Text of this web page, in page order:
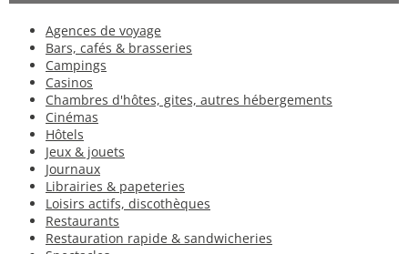
Agences de voyage
Bars, cafés & brasseries
Campings
Casinos
Chambres d'hôtes, gites, autres hébergements
Cinémas
Hôtels
Jeux & jouets
Journaux
Librairies & papeteries
Loisirs actifs, discothèques
Restaurants
Restauration rapide & sandwicheries